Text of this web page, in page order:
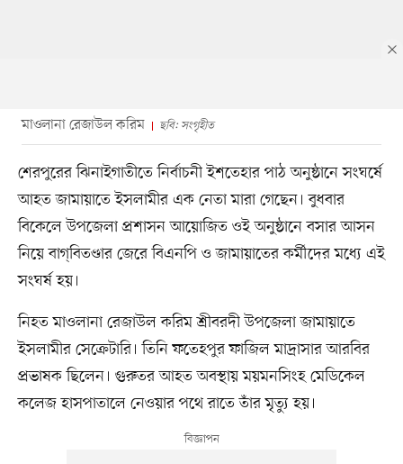
মাওলানা রেজাউল করিম ছবি: সংগৃহীত
শেরপুরের ঝিনাইগাতীতে নির্বাচনী ইশতেহার পাঠ অনুষ্ঠানে সংঘর্ষে
আহত জামায়াতে ইসলামীর এক নেতা মারা গেছেন। বুধবার
বিকেলে উপজেলা প্রশাসন আয়োজিত ওই অনুষ্ঠানে বসার আসন
নিয়ে বাগ্‌বিতণ্ডার জেরে বিএনপি ও জামায়াতের কর্মীদের মধ্যে এই
সংঘর্ষ হয়।
নিহত মাওলানা রেজাউল করিম শ্রীবরদী উপজেলা জামায়াতে
ইসলামীর সেক্রেটারি। তিনি ফতেহপুর ফাজিল মাদ্রাসার আরবির
প্রভাষক ছিলেন। গুরুতর আহত অবস্থায় ময়মন‌সিংহ মেডিকেল
কলেজ হাসপাতালে নেওয়ার প‌থে রাতে তাঁর মৃত্যু হয়।